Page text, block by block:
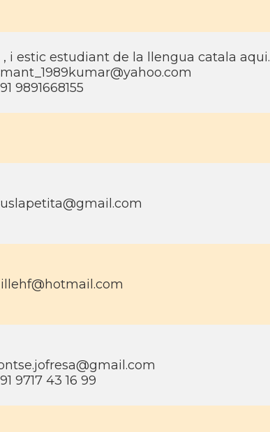
, i estic estudiant de la llengua catala aqui.
9891668155
9717 43 16 99